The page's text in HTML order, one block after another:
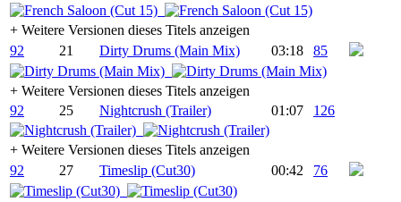
+ Weitere Versionen dieses Titels anzeigen
92
21 Dirty Drums (Main Mix) 03:18 85
+ Weitere Versionen dieses Titels anzeigen
92
25 Nightcrush (Trailer) 01:07 126
+ Weitere Versionen dieses Titels anzeigen
92
27 Timeslip (Cut30) 00:42 76